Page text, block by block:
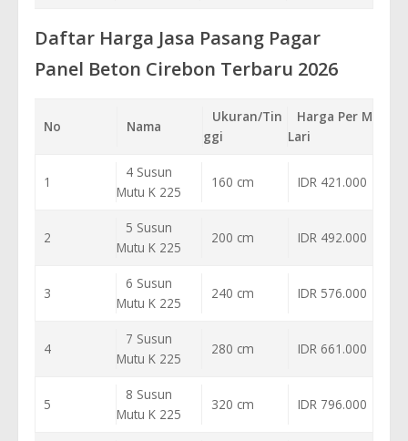
Daftar Harga Jasa Pasang Pagar
Panel Beton Cirebon Terbaru 2026
No Nama
Ukuran/Tin
ggi
Harga Per M
Lari
1
4 Susun
Mutu K 225
160 cm IDR 421.000
2
5 Susun
Mutu K 225
200 cm IDR 492.000
3
6 Susun
Mutu K 225
240 cm IDR 576.000
4
7 Susun
Mutu K 225
280 cm IDR 661.000
5
8 Susun
Mutu K 225
320 cm IDR 796.000